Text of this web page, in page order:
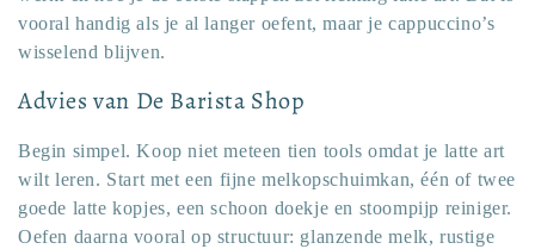
vooral handig als je al langer oefent, maar je cappuccino’s
wisselend blijven.
Advies van De Barista Shop
Begin simpel. Koop niet meteen tien tools omdat je latte art
wilt leren. Start met een fijne melkopschuimkan, één of twee
goede latte kopjes, een schoon doekje en stoompijp reiniger.
Oefen daarna vooral op structuur: glanzende melk, rustige